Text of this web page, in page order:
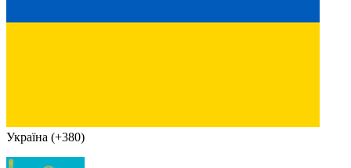
Україна (+380)